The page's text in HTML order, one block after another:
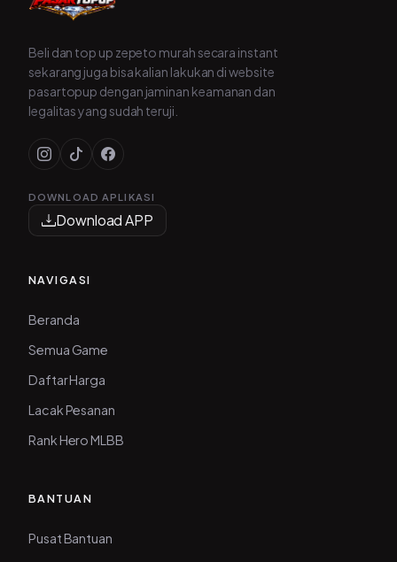
Beli dan top up zepeto murah secara instant
sekarang juga bisa kalian lakukan di website
pasartopup dengan jaminan keamanan dan
legalitas yang sudah teruji.
DOWNLOAD APLIKASI
Download APP
NAVIGASI
Beranda
Semua Game
Daftar Harga
Lacak Pesanan
Rank Hero MLBB
BANTUAN
Pusat Bantuan